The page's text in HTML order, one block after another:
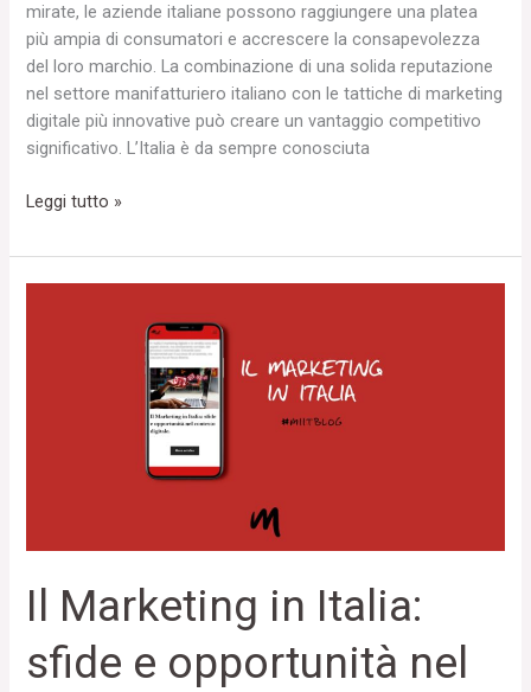
mirate, le aziende italiane possono raggiungere una platea
più ampia di consumatori e accrescere la consapevolezza
del loro marchio. La combinazione di una solida reputazione
nel settore manifatturiero italiano con le tattiche di marketing
digitale più innovative può creare un vantaggio competitivo
significativo. L’Italia è da sempre conosciuta
Leggi tutto »
Il Marketing in Italia:
sfide e opportunità nel